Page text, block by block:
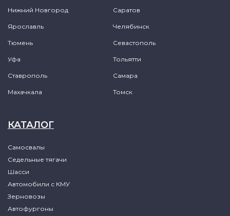
Нижний Новгород Саратов
Ярославль Челябинск
Тюмень Севастополь
Уфа Тольятти
Ставрополь Самара
Махачкала Томск
КАТАЛОГ
Самосвалы
Седельные тягачи
Шасси
Автомобили с КМУ
Зерновозы
Автофургоны